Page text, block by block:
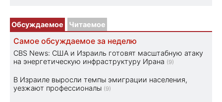
Обсуждаемое Читаемое
Самое обсуждаемое за неделю
CBS News: США и Израиль готовят масштабную атаку
на энергетическую инфраструктуру Ирана (9)
В Израиле выросли темпы эмиграции населения,
уезжают профессионалы (9)